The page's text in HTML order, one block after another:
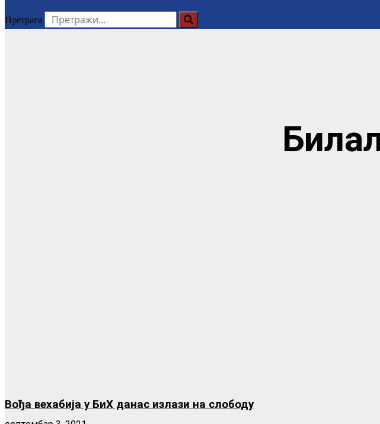
Претрага
Вођа вехабија у БиХ данас излази на слободу